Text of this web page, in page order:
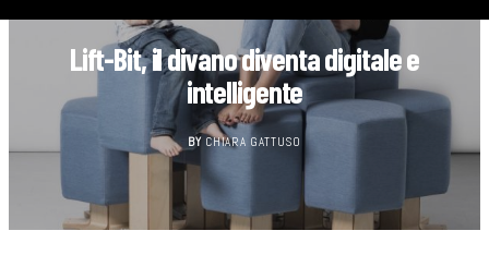
Lift-Bit, il divano diventa digitale e
intelligente
BY CHIARA GATTUSO